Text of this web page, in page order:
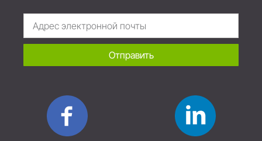
Отправить